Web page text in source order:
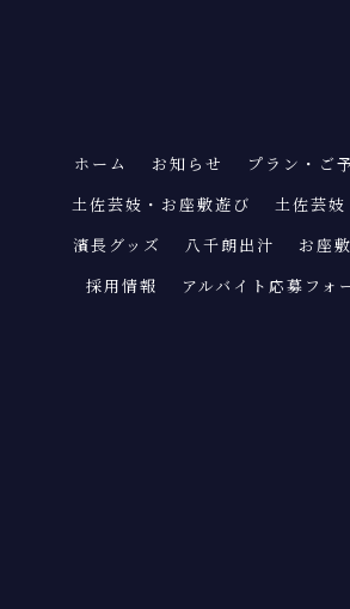
ホーム お知らせ プラン・ご
土佐芸妓・お座敷遊び
土佐芸妓
濱長グッズ
八千朗出汁 お座
採用情報
アルバイト応募フォ